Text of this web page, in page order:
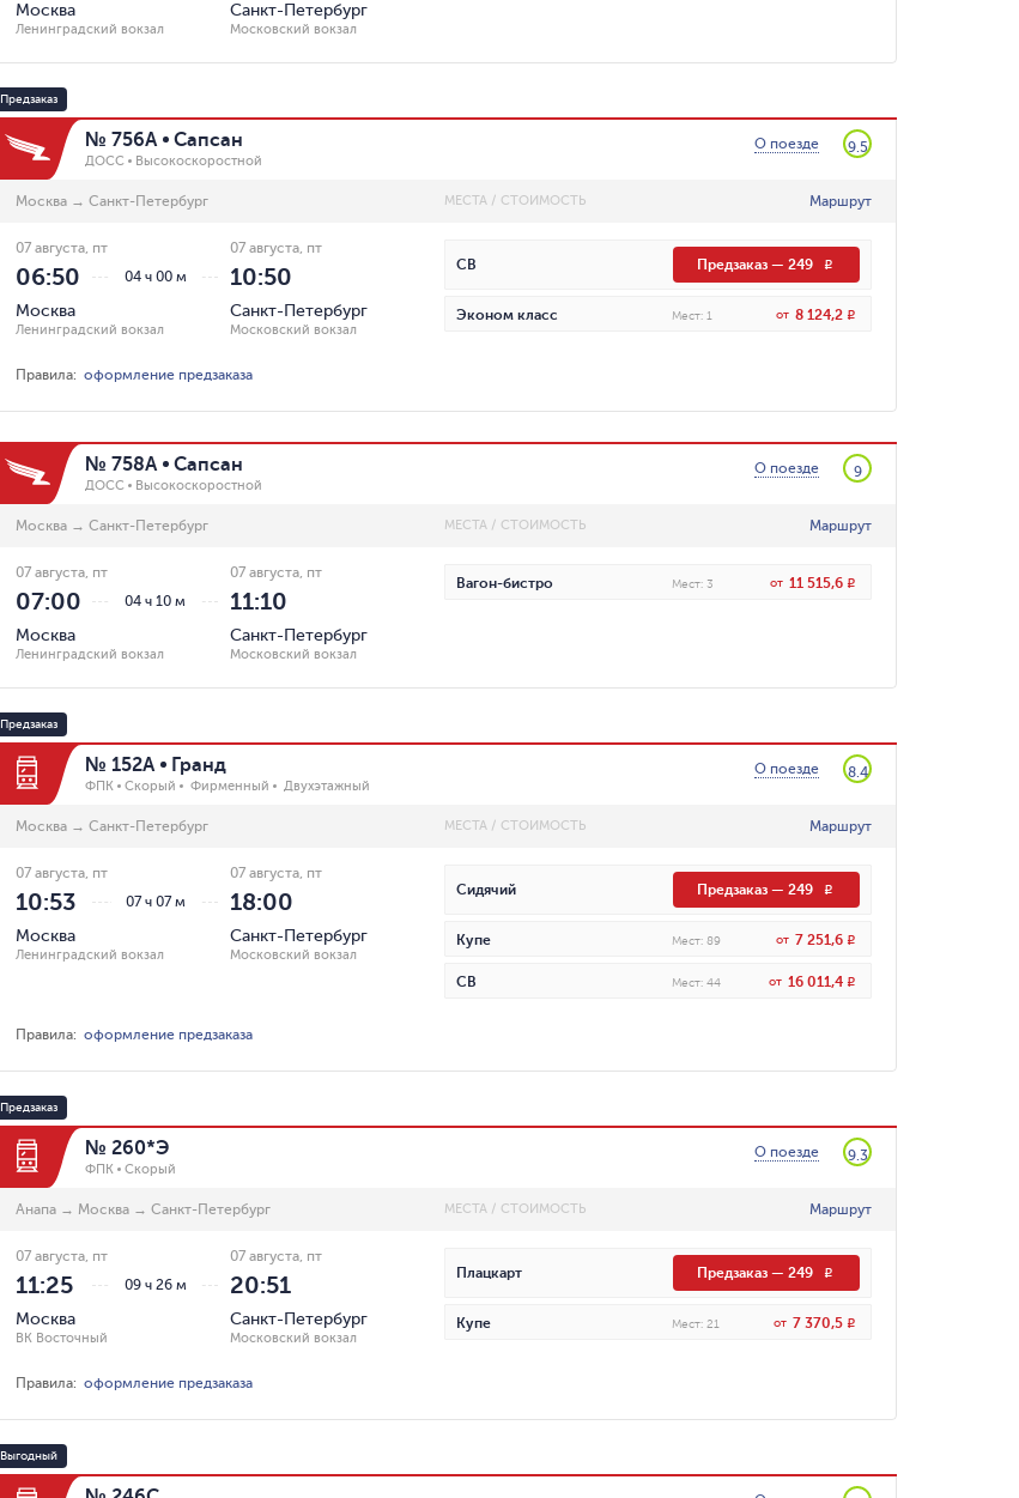
Москва
Ленинградский вокзал
Санкт-Петербург
Московский вокзал
Предзаказ
№ 756А Сапсан
ДОСС Высокоскоростной
О поезде 9.5
Москва → Санкт-Петербург МЕСТА / СТОИМОСТЬ Маршрут
04 ч 00 м
07 августа, пт
06:50
Москва
Ленинградский вокзал
07 августа, пт
10:50
Санкт-Петербург
Московский вокзал
СВ Предзаказ— 249 R
Эконом класс Мест: 1 от 8 124,2 R
Правила:оформление предзаказа
№ 758А Сапсан
ДОСС Высокоскоростной
О поезде 9
Москва → Санкт-Петербург МЕСТА / СТОИМОСТЬ Маршрут
04 ч 10 м
07 августа, пт
07:00
Москва
Ленинградский вокзал
07 августа, пт
11:10
Санкт-Петербург
Московский вокзал
Вагон-бистро Мест: 3 от 11 515,6 R
Предзаказ
№ 152А Гранд
ФПК Скорый Фирменный Двухэтажный
О поезде 8.4
Москва → Санкт-Петербург МЕСТА / СТОИМОСТЬ Маршрут
07 ч 07 м
07 августа, пт
10:53
Москва
Ленинградский вокзал
07 августа, пт
18:00
Санкт-Петербург
Московский вокзал
Сидячий Предзаказ— 249 R
Купе Мест: 89 от 7 251,6 R
СВ Мест: 44 от 16 011,4 R
Правила:оформление предзаказа
Предзаказ
№ 260*Э
ФПК Скорый
О поезде 9.3
Анапа → Москва → Санкт-Петербург МЕСТА / СТОИМОСТЬ Маршрут
09 ч 26 м
07 августа, пт
11:25
Москва
ВК Восточный
07 августа, пт
20:51
Санкт-Петербург
Московский вокзал
Плацкарт Предзаказ— 249 R
Купе Мест: 21 от 7 370,5 R
Правила:оформление предзаказа
Выгодный